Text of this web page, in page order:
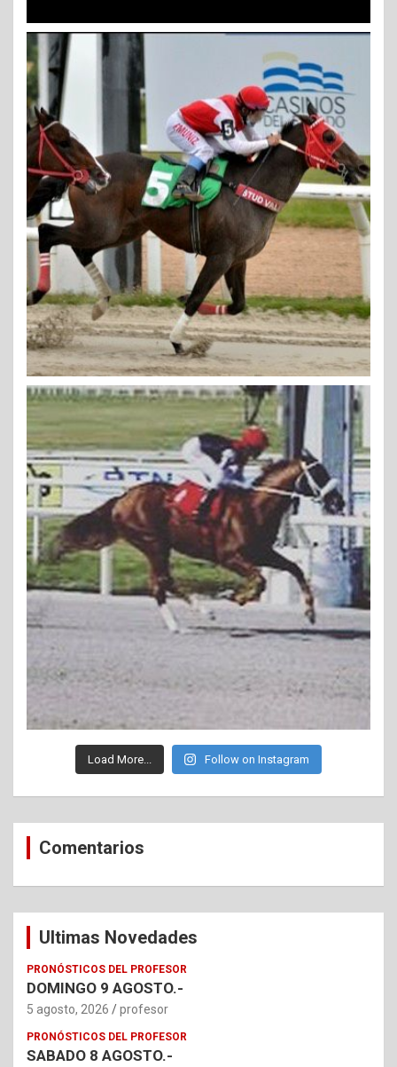
Load More... Follow on Instagram
Comentarios
Ultimas Novedades
PRONÓSTICOS DEL PROFESOR
DOMINGO 9 AGOSTO.-
5 agosto, 2026 profesor
PRONÓSTICOS DEL PROFESOR
SABADO 8 AGOSTO.-